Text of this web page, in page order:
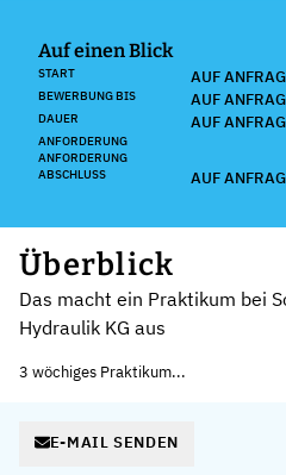
Auf einen Blick
START AUF
BEWERBUNG BIS AUF
DAUER AUF
ANFORDERUNG
ANFORDERUNG
ABSCHLUSS
AUF
Überblick
Das macht ein Praktikum bei
Hydraulik KG aus
3 wöchiges Praktikum...
E-MAIL SENDEN